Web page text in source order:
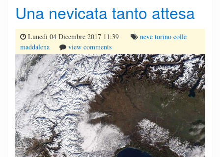
Una nevicata tanto attesa
Lunedì 04 Dicembre 2017 11:39 neve torino colle
maddalena
view comments